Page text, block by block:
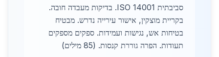
סביבתית ISO 14001. בדיקות מעבדה חובה.
בקריית מוצקין, אישור עירייה נדרש. מבטיח
בטיחות אש, נגישות ועמידות. ספקים מספקים
תעודות. הפרה גוררת קנסות. (85 מילים)